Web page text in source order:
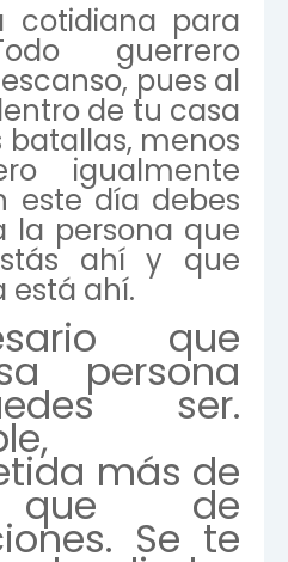
cotidiana para
guerrero
pues al
de tu casa
batallas, menos
igualmente
este día debes
la persona que
ahí y que
está ahí.
que
persona
ser.
más de
que de
Se te